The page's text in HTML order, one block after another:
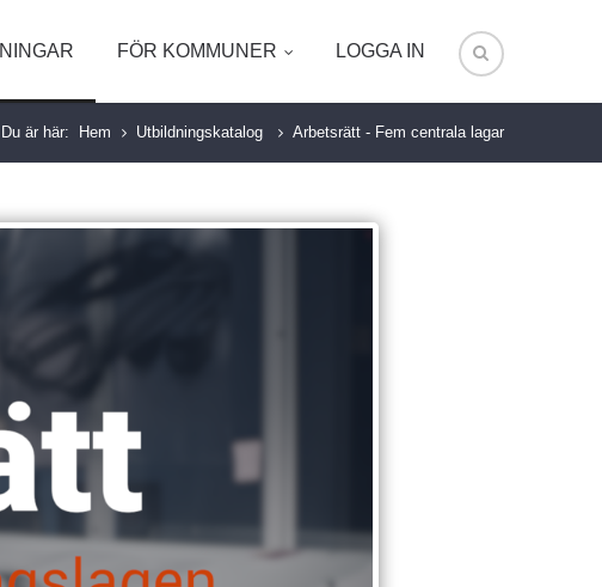
FÖR KOMMUNER LOGGA IN
Du är här: Hem Utbildningskatalog Arbetsrätt - Fem centrala lagar